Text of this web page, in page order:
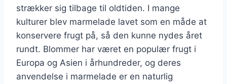
strækker sig tilbage til oldtiden. I mange
kulturer blev marmelade lavet som en måde at
konservere frugt på, så den kunne nydes året
rundt. Blommer har været en populær frugt i
Europa og Asien i århundreder, og deres
anvendelse i marmelade er en naturlig